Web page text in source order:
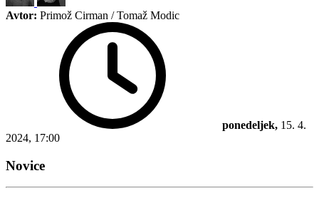
Avtor: Primož Cirman / Tomaž Modic
ponedeljek, 15. 4.
2024, 17:00
Novice